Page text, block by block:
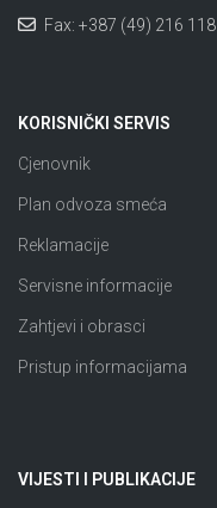
Fax: +387 (49) 216 118
KORISNIČKI SERVIS
Cjenovnik
Plan odvoza smeća
Reklamacije
Servisne informacije
Zahtjevi i obrasci
Pristup informacijama
VIJESTI I PUBLIKACIJE